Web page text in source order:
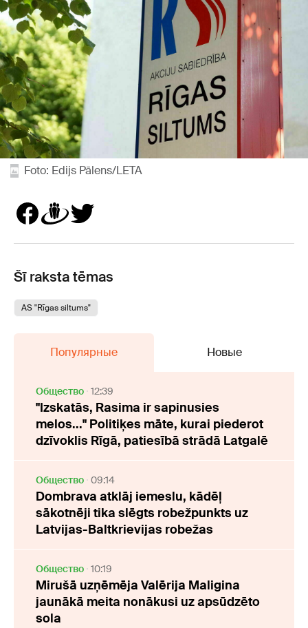
Foto: Edijs Pālens/LETA
Šī raksta tēmas
AS "Rīgas siltums"
Популярные Новые
Oбщество 12:39
"Izskatās, Rasima ir sapinusies
melos..." Politiķes māte, kurai piederot
dzīvoklis Rīgā, patiesībā strādā Latgalē
Oбщество 09:14
Dombrava atklāj iemeslu, kādēļ
sākotnēji tika slēgts robežpunkts uz
Latvijas-Baltkrievijas robežas
Oбщество 10:19
Mirušā uzņēmēja Valērija Maligina
jaunākā meita nonākusi uz apsūdzēto
sola